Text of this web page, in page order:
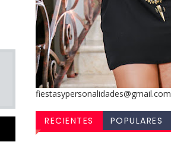
fiestasypersonalidades@gmail.com
RECIENTES POPULARES